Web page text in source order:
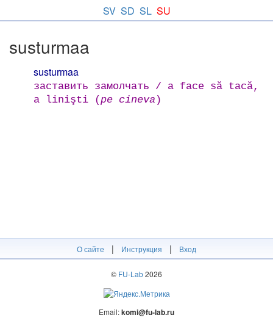
SV SD SL SU
susturmaa
susturmaa
заставить замолчать / a face să tacă,
a linişti (pe cineva )
О сайте | Инструкция | Вход
© FU-Lab2026
Email:komi@fu-lab.ru